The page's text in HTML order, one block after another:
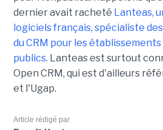
dernier avait racheté Lanteas,
logiciels français, spécialiste
du CRM pour les
publics. Lanteas est surtout
Open CRM, qui est d'ailleurs
et l'Ugap.
Article rédigé par